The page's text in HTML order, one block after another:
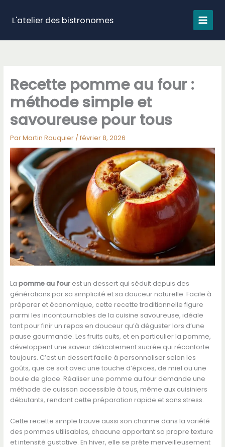
contenuL'atelier des bistronomes
Recette pomme au four :
méthode simple et
savoureuse pour tous
ParMartin Rouquier / février 8, 2026
La pomme au fourest un dessert qui séduit depuis des
générations par sa simplicité et sa douceur naturelle. Facile à
préparer et économique, cette recette traditionnelle figure
parmi les incontournables de la cuisine savoureuse, idéale
tant pour finir un repas en douceur qu’à déguster lors d’une
pause gourmande. Les fruits cuits, et en particulier la pomme,
développent une saveur délicatement sucrée qui réconforte
toujours. C’est un dessert facile à personnaliser selon les
goûts, que ce soit avec une touche d’épices, de miel ou une
boule de glace. Réaliser une pomme au four demande une
méthode de cuisson accessible à tous, même aux cuisiniers
débutants, rendant cette préparation rapide et sans stress.
Cette recette simple trouve aussi son charme dans la variété
des pommes utilisables, chacune apportant sa propre texture
et intensité gustative. En hiver, elle se prête merveilleusement